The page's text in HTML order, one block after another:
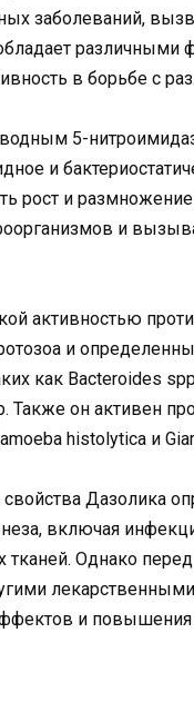
заболеваний,
различными
в борьбе с
5-
и
рост и
и
активностью
и
как Bacteroides
Также он активен
histolytica и
Дазолика
включая
Однако
и повышения